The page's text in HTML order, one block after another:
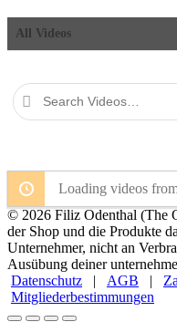
All Videos
Search
Videos…
Loading videos
© 2026 Filiz Odenthal (The
der Shop und die Produkte
Unternehmer, nicht an
Ausübung deiner
Datenschutz | AGB |
Mitgliederbestimmungen